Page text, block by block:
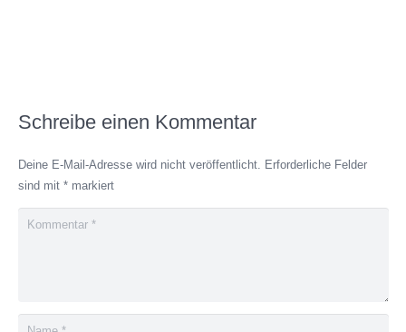
Schreibe einen Kommentar
Deine E-Mail-Adresse wird nicht veröffentlicht. Erforderliche Felder
sind mit *markiert